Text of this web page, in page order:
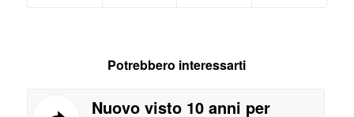
Potrebbero interessarti
Nuovo visto 10 anni per